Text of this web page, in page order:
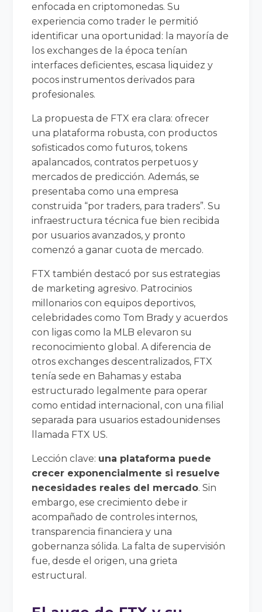
enfocada en criptomonedas. Su
experiencia como trader le permitió
identificar una oportunidad: la mayoría de
los exchanges de la época tenían
interfaces deficientes, escasa liquidez y
pocos instrumentos derivados para
profesionales.
La propuesta de FTX era clara: ofrecer
una plataforma robusta, con productos
sofisticados como futuros, tokens
apalancados, contratos perpetuos y
mercados de predicción. Además, se
presentaba como una empresa
construida “por traders, para traders”. Su
infraestructura técnica fue bien recibida
por usuarios avanzados, y pronto
comenzó a ganar cuota de mercado.
FTX también destacó por sus estrategias
de marketing agresivo. Patrocinios
millonarios con equipos deportivos,
celebridades como Tom Brady y acuerdos
con ligas como la MLB elevaron su
reconocimiento global. A diferencia de
otros exchanges descentralizados, FTX
tenía sede en Bahamas y estaba
estructurado legalmente para operar
como entidad internacional, con una filial
separada para usuarios estadounidenses
llamada FTX US.
Lección clave: una plataforma puede
crecer exponencialmente si resuelve
necesidades reales del mercado. Sin
embargo, ese crecimiento debe ir
acompañado de controles internos,
transparencia financiera y una
gobernanza sólida. La falta de supervisión
fue, desde el origen, una grieta
estructural.